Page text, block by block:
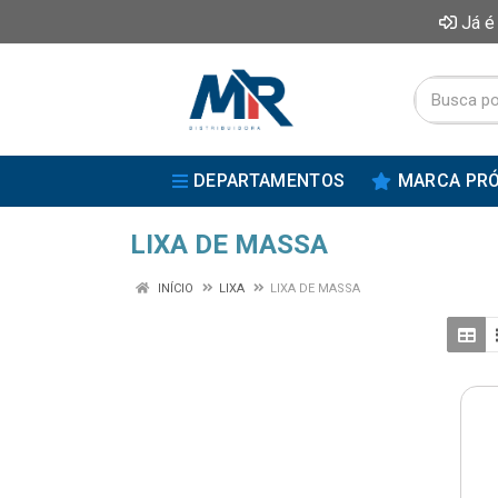
Já
DEPARTAMENTOS MARCA
LIXA DE MASSA
INÍCIO LIXA LIXA DE MASSA